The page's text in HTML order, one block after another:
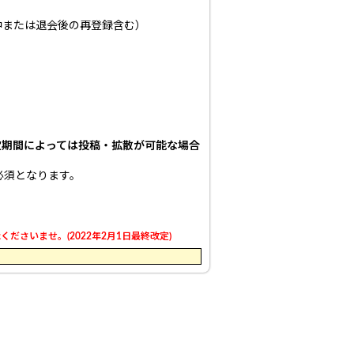
たは退会後の再登録含む）
間によっては投稿・拡散が可能な場合
となります。
ださいませ。(2022年2月1日最終改定)